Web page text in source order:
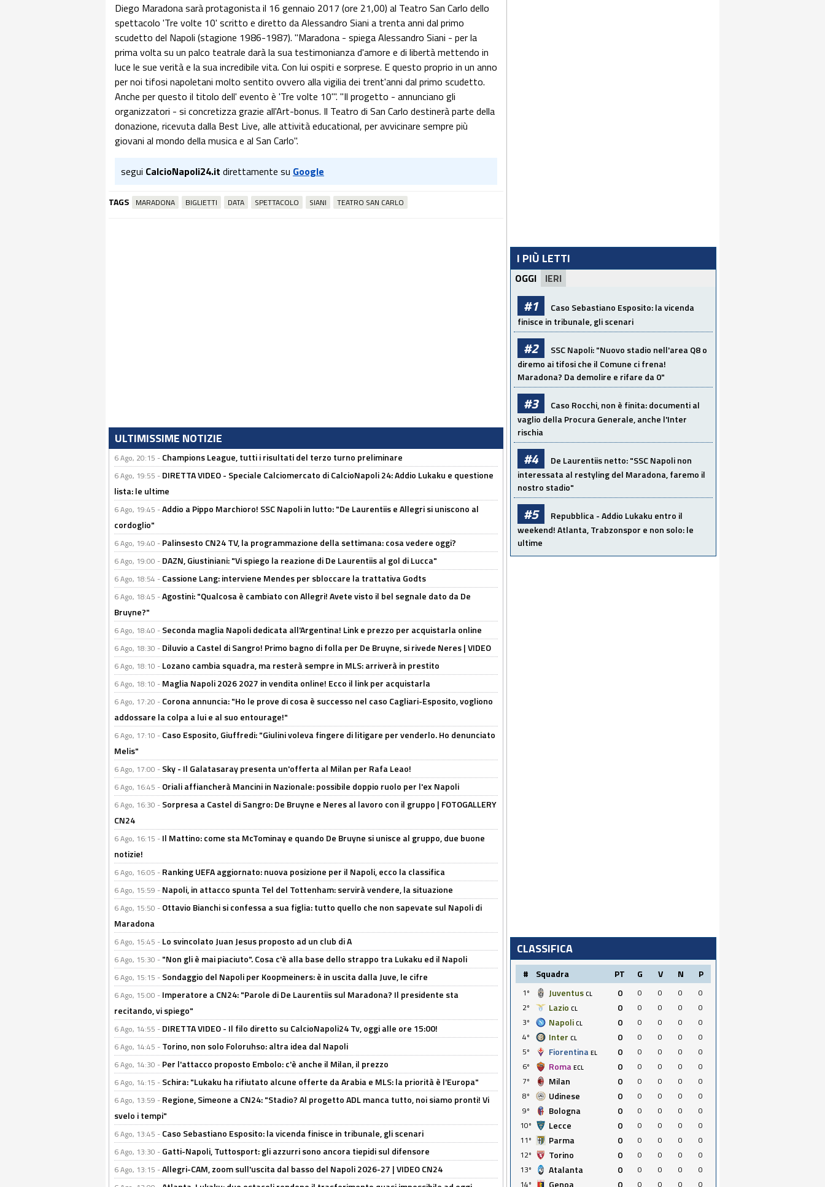
Diego Maradona sarà protagonista il 16 gennaio 2017 (ore 21,00) al Teatro San Carlo dello
spettacolo 'Tre volte 10' scritto e diretto da Alessandro Siani a trenta anni dal primo
scudetto del Napoli (stagione 1986-1987). "Maradona - spiega Alessandro Siani - per la
prima volta su un palco teatrale darà la sua testimonianza d'amore e di libertà mettendo in
luce le sue verità e la sua incredibile vita. Con lui ospiti e sorprese. E questo proprio in un anno
per noi tifosi napoletani molto sentito ovvero alla vigilia dei trent'anni dal primo scudetto.
Anche per questo il titolo dell' evento è 'Tre volte 10'''. ''Il progetto - annunciano gli
organizzatori - si concretizza grazie all'Art-bonus. Il Teatro di San Carlo destinerà parte della
donazione, ricevuta dalla Best Live, alle attività educational, per avvicinare sempre più
giovani al mondo della musica e al San Carlo''.
segui CalcioNapoli24.it direttamente su Google
TAGS MARADONA BIGLIETTI DATA SPETTACOLO SIANI TEATRO SAN CARLO
ULTIMISSIME NOTIZIE
6 Ago, 20:15 - Champions League, tutti i risultati del terzo turno preliminare
6 Ago, 19:55 - DIRETTA VIDEO - Speciale Calciomercato di CalcioNapoli 24: Addio Lukaku e questione
lista: le ultime
6 Ago, 19:45 -Addio a Pippo Marchioro! SSC Napoli in lutto: "De Laurentiis e Allegri si uniscono al
cordoglio"
6 Ago, 19:40 - Palinsesto CN24 TV, la programmazione della settimana: cosa vedere oggi?
6 Ago, 19:00 - DAZN, Giustiniani: "Vi spiego la reazione di De Laurentiis al gol di Lucca"
6 Ago, 18:54 - Cassione Lang: interviene Mendes per sbloccare la trattativa Godts
6 Ago, 18:45 -Agostini: "Qualcosa è cambiato con Allegri! Avete visto il bel segnale dato da De
Bruyne?"
6 Ago, 18:40 - Seconda maglia Napoli dedicata all'Argentina! Link e prezzo per acquistarla online
6 Ago, 18:30 - Diluvio a Castel di Sangro! Primo bagno di folla per De Bruyne, si rivede Neres | VIDEO
6 Ago, 18:10 - Lozano cambia squadra, ma resterà sempre in MLS: arriverà in prestito
6 Ago, 18:10 - Maglia Napoli 2026 2027 in vendita online! Ecco il link per acquistarla
6 Ago, 17:20 - Corona annuncia: "Ho le prove di cosa è successo nel caso Cagliari-Esposito, vogliono
addossare la colpa a lui e al suo entourage!"
6 Ago, 17:10 - Caso Esposito, Giuffredi: "Giulini voleva fingere di litigare per venderlo. Ho denunciato
Melis"
6 Ago, 17:00 - Sky - Il Galatasaray presenta un'offerta al Milan per Rafa Leao!
6 Ago, 16:45 - Oriali affiancherà Mancini in Nazionale: possibile doppio ruolo per l'ex Napoli
6 Ago, 16:30 - Sorpresa a Castel di Sangro: De Bruyne e Neres al lavoro con il gruppo | FOTOGALLERY
CN24
6 Ago, 16:15 - Il Mattino: come sta McTominay e quando De Bruyne si unisce al gruppo, due buone
notizie!
6 Ago, 16:05 - Ranking UEFA aggiornato: nuova posizione per il Napoli, ecco la classifica
6 Ago, 15:59 - Napoli, in attacco spunta Tel del Tottenham: servirà vendere, la situazione
6 Ago, 15:50 - Ottavio Bianchi si confessa a sua figlia: tutto quello che non sapevate sul Napoli di
Maradona
6 Ago, 15:45 - Lo svincolato Juan Jesus proposto ad un club di A
6 Ago, 15:30 - "Non gli è mai piaciuto". Cosa c'è alla base dello strappo tra Lukaku ed il Napoli
6 Ago, 15:15 - Sondaggio del Napoli per Koopmeiners: è in uscita dalla Juve, le cifre
6 Ago, 15:00 - Imperatore a CN24: "Parole di De Laurentiis sul Maradona? Il presidente sta
recitando, vi spiego"
6 Ago, 14:55 - DIRETTA VIDEO - Il filo diretto su CalcioNapoli24 Tv, oggi alle ore 15:00!
6 Ago, 14:45 - Torino, non solo Foloruhso: altra idea dal Napoli
6 Ago, 14:30 - Per l'attacco proposto Embolo: c'è anche il Milan, il prezzo
6 Ago, 14:15 - Schira: "Lukaku ha rifiutato alcune offerte da Arabia e MLS: la priorità è l'Europa"
6 Ago, 13:59 - Regione, Simeone a CN24: "Stadio? Al progetto ADL manca tutto, noi siamo pronti! Vi
svelo i tempi"
6 Ago, 13:45 - Caso Sebastiano Esposito: la vicenda finisce in tribunale, gli scenari
6 Ago, 13:30 - Gatti-Napoli, Tuttosport: gli azzurri sono ancora tiepidi sul difensore
6 Ago, 13:15 -Allegri-CAM, zoom sull'uscita dal basso del Napoli 2026-27 | VIDEO CN24
I PIÙ LETTI
OGGI IERI
#1
Caso Sebastiano Esposito: la vicenda
finisce in tribunale, gli scenari
#2
SSC Napoli: "Nuovo stadio nell'area Q8 o
diremo ai tifosi che il Comune ci frena!
Maradona? Da demolire e rifare da 0"
#3
Caso Rocchi, non è finita: documenti al
vaglio della Procura Generale, anche l'Inter
rischia
#4
De Laurentiis netto: "SSC Napoli non
interessata al restyling del Maradona, faremo il
nostro stadio"
#5
Repubblica - Addio Lukaku entro il
weekend! Atlanta, Trabzonspor e non solo: le
ultime
CLASSIFICA
# Squadra PT G V N P
1º Juventus CL 0 0 0 0
0
2º
Lazio CL 0 0 0 0
0
3º
Napoli CL 0 0 0 0
0
4º
Inter CL 0 0 0 0
0
5º
Fiorentina EL 0 0 0 0
0
6º
Roma ECL 0 0 0 0
0
7º
Milan 0 0 0 0
0
8º
Udinese 0 0 0 0
0
9º
Bologna 0 0 0 0
0
10º
Lecce 0 0 0 0
0
11º
Parma 0 0 0 0
0
12º
Torino 0 0 0 0
0
13º
Atalanta 0 0 0 0
0
14º
Genoa 0 0 0 0 0